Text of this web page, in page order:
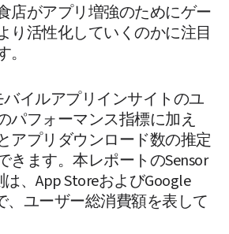
店がアプリ増強のためにゲー
り活性化していくのかに注目
バイルアプリインサイトのユ
パフォーマンス指標に加え
アプリダウンロード数の推定
きます。本レポートのSensor
、App StoreおよびGoogle
、ユーザー総消費額を表して